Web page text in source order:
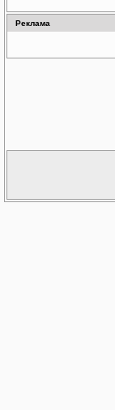
Реклама